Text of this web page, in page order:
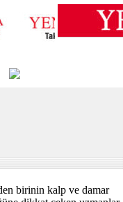
birinin kalp ve damar